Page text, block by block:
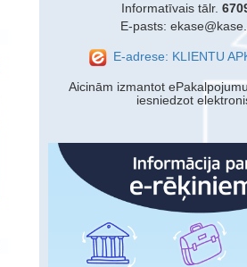
Informatīvais tālr.
E-pasts:
E-adrese: KLIENTU
Aicinām izmantot
iesniedzot